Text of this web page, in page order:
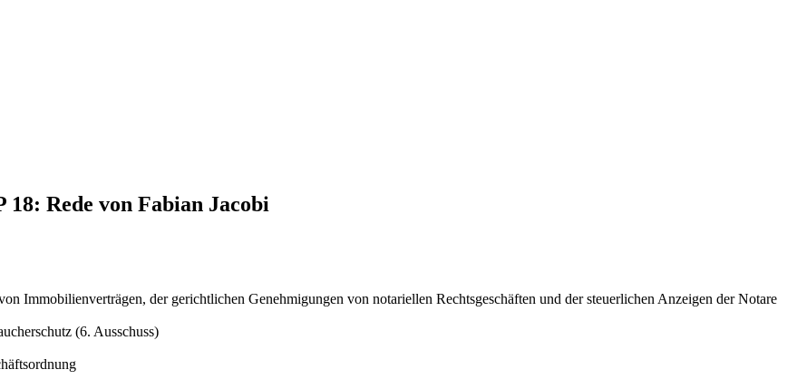
18: Rede von Fabian Jacobi
Immobilienverträgen, der gerichtlichen Genehmigungen von notariellen Rechtsgeschäften und der steuerlichen Anzeigen der Notare
(6. Ausschuss)